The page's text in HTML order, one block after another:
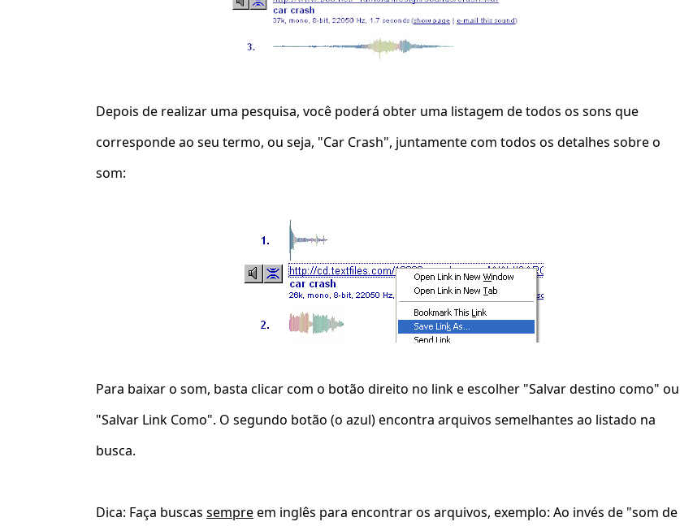
Depois de realizar uma pesquisa, você poderá obter uma listagem de todos os sons que
corresponde ao seu termo, ou seja, "Car Crash", juntamente com todos os detalhes sobre o
som:
Para baixar o som, basta clicar com o botão direito no link e escolher "Salvar destino como" ou
"Salvar Link Como". O segundo botão (o azul) encontra arquivos semelhantes ao listado na
busca.
Dica: Faça buscas sempreem inglês para encontrar os arquivos, exemplo: Ao invés de "som de